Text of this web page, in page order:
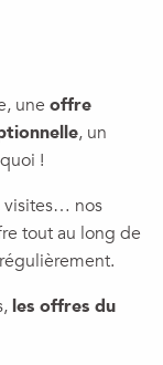
aux
une offre
, un
!
visites… nos
tout au long de
les offres du